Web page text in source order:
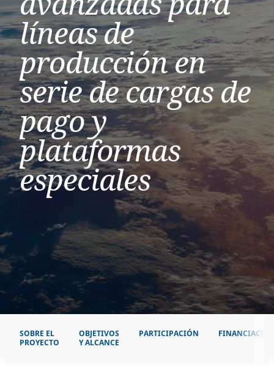
líneas de
producción en
serie de cargas de
pago y
plataformas
especiales
SOBRE EL
PROYECTO
OBJETIVOS
Y ALCANCE
PARTICIPACIÓN